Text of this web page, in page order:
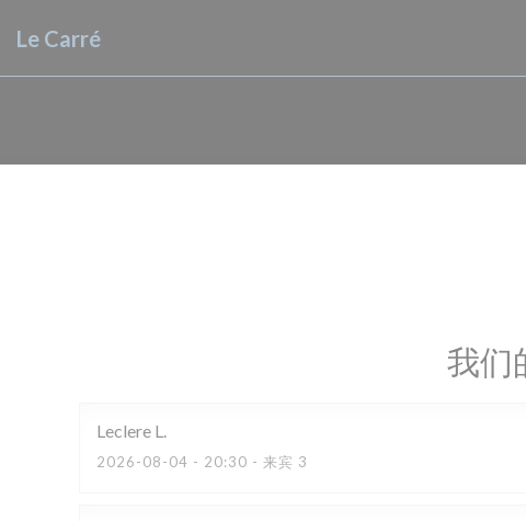
Le Carré
我们
Leclere L
2026-08-04 - 20:30 - 来宾 3